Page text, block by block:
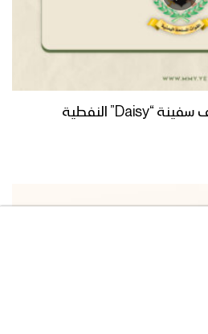
القوات المسلحة تستهدف سفينة “Daisy” النفطية